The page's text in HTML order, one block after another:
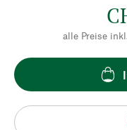
alle Preise